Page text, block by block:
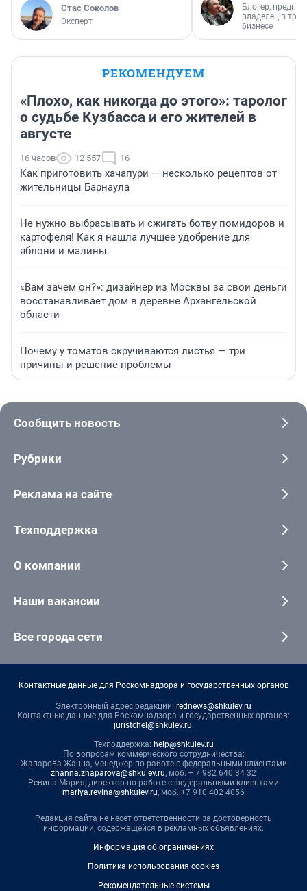
Стас Соколов
Эксперт
Блогер,
владелец в
бизнесе
РЕКОМЕНДУЕМ
«Плохо, как никогда до этого»: таролог
о судьбе Кузбасса и его жителей в
августе
16 часов 12 557 16
Как приготовить хачапури — несколько рецептов от
жительницы Барнаула
Не нужно выбрасывать и сжигать ботву помидоров и
картофеля! Как я нашла лучшее удобрение для
яблони и малины
«Вам зачем он?»: дизайнер из Москвы за свои деньги
восстанавливает дом в деревне Архангельской
области
Почему у томатов скручиваются листья — три
причины и решение проблемы
Сообщить новость
Рубрики
Реклама на сайте
Техподдержка
О компании
Наши вакансии
Все города сети
Контактные данные для Роскомнадзора и государственных органов
Электронный адрес редакции: rednews@shkulev.ru
Контактные данные для Роскомнадзора и государственных органов:
juristchel@shkulev.ru.
Техподдержка: help@shkulev.ru
По вопросам коммерческого сотрудничества:
Жапарова Жанна, менеджер по работе с федеральными клиентами
zhanna.zhaparova@shkulev.ru, моб. + 7 982 640 34 32
Ревина Мария, директор по работе с федеральными клиентами
mariya.revina@shkulev.ru, моб. +7 910 402 4056
Редакция сайта не несет ответственности за достоверность
информации, содержащейся в рекламных объявлениях.
Информация об ограничениях
Политика использования cookies
Рекомендательные системы